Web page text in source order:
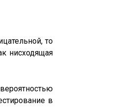
то
нисходящая
в